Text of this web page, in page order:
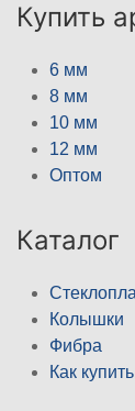
Купить
6 мм
8 мм
10 мм
12 мм
Оптом
Каталог
Колышки
Фибра
Как купить